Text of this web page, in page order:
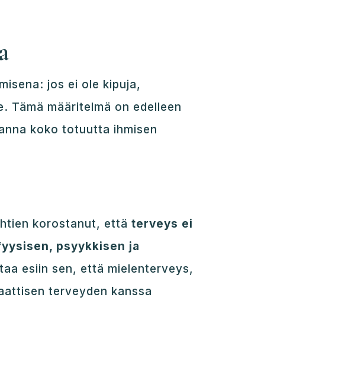
jos ei ole kipuja,
Tämä määritelmä on edelleen
koko totuutta ihmisen
korostanut, että terveys ei
psyykkisen ja
esiin sen, että mielenterveys,
terveyden kanssa